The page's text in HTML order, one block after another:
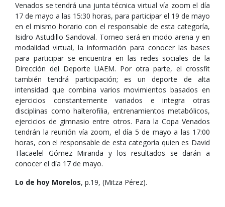
Venados se tendrá una junta técnica virtual vía zoom el día
17 de mayo a las 15:30 horas, para participar el 19 de mayo
en el mismo horario con el responsable de esta categoría,
Isidro Astudillo Sandoval. Torneo será en modo arena y en
modalidad virtual, la información para conocer las bases
para participar se encuentra en las redes sociales de la
Dirección del Deporte UAEM. Por otra parte, el crossfit
también tendrá participación; es un deporte de alta
intensidad que combina varios movimientos basados en
ejercicios constantemente variados e integra otras
disciplinas como halterofilia, entrenamientos metabólicos,
ejercicios de gimnasio entre otros. Para la Copa Venados
tendrán la reunión vía zoom, el día 5 de mayo a las 17:00
horas, con el responsable de esta categoría quien es David
Tlacaelel Gómez Miranda y los resultados se darán a
conocer el día 17 de mayo.
Lo de hoy Morelos, p.19, (Mitza Pérez).